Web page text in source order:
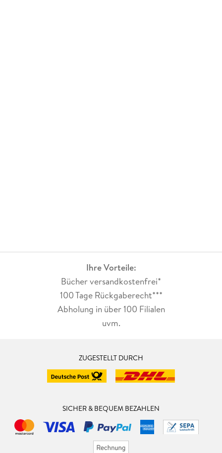
Ihre Vorteile:
Bücher versandkostenfrei*
100 Tage Rückgaberecht***
Abholung in über 100 Filialen
uvm.
ZUGESTELLT DURCH
SICHER & BEQUEM BEZAHLEN